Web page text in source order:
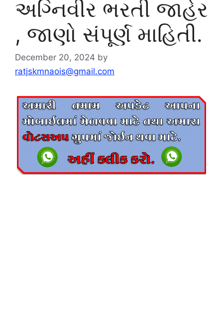
અગ્નિવીર ભરતી જાહેર
, જાણો સંપૂર્ણ માહિતી.
December 20, 2024 by
ratjskmnaois@gmail.com